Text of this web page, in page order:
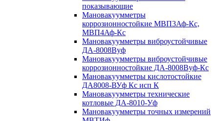
показывающие
Мановакуумметры
коррозионностойкие МВП3Аф-Кс,
МВП4Аф-Кс
Мановакуумметры виброустойчивые
ДА-8008Вуф
Мановакуумметры виброустойчивые
коррозионностойкие ДА-8008Вуф-Кс
Мановакуумметры кислотостойкие
ДА8008-ВУф Кс исп К
Мановакуумметры технические
котловые ДА-8010-Уф
Мановакуумметры точных измерений